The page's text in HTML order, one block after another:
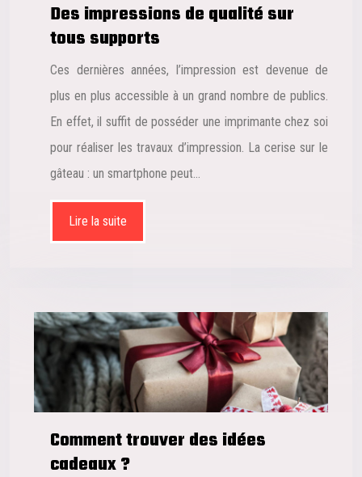
Des impressions de qualité sur
tous supports
Ces dernières années, l’impression est devenue de
plus en plus accessible à un grand nombre de publics.
En effet, il suffit de posséder une imprimante chez soi
pour réaliser les travaux d’impression. La cerise sur le
gâteau : un smartphone peut…
Lire la suite
Comment trouver des idées
cadeaux ?